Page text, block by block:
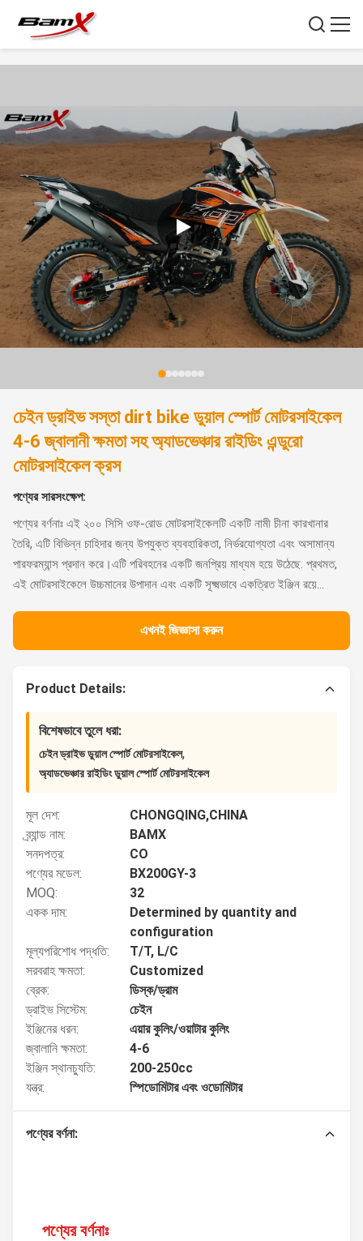
চেইন ড্রাইভ সস্তা dirt bike ডুয়াল স্পোর্ট মোটরসাইকেল
4-6 জ্বালানী ক্ষমতা সহ অ্যাডভেঞ্চার রাইডিং এন্ডুরো
মোটরসাইকেল ক্রস
পণ্যের সারসংক্ষেপ:
পণ্যের বর্ণনাঃ এই ২০০ সিসি ওফ-রোড মোটরসাইকেলটি একটি নামী চীনা কারখানার
তৈরি, এটি বিভিন্ন চাহিদার জন্য উপযুক্ত ব্যবহারিকতা, নির্ভরযোগ্যতা এবং অসামান্য
পারফরম্যান্স প্রদান করে।এটি পরিবহনের একটি জনপ্রিয় মাধ্যম হয়ে উঠেছে. প্রথমত,
এই মোটরসাইকেলে উচ্চমানের উপাদান এবং একটি সূক্ষ্মভাবে একত্রিত ইঞ্জিন রয়ে...
এখনই জিজ্ঞাসা করুন
Product Details:
বিশেষভাবে তুলে ধরা:
চেইন ড্রাইভ ডুয়াল স্পোর্ট মোটরসাইকেল,
অ্যাডভেঞ্চার রাইডিং ডুয়াল স্পোর্ট মোটরসাইকেল
মূল দেশ:
CHONGQING,CHINA
ব্র্যান্ড নাম:
BAMX
সনদপত্র:
CO
পণ্যের মডেল:
BX200GY-3
MOQ:
32
একক দাম:
Determined by quantity and
configuration
মূল্যপরিশোধ পদ্ধতি:
T/T, L/C
সরবরাহ ক্ষমতা:
Customized
ব্রেক:
ডিস্ক/ড্রাম
ড্রাইভ সিস্টেম:
চেইন
ইঞ্জিনের ধরন:
এয়ার কুলিং/ওয়াটার কুলিং
জ্বালানি ক্ষমতা:
4-6
ইঞ্জিন স্থানচ্যুতি:
200-250cc
যন্ত্র:
স্পিডোমিটার এবং ওডোমিটার
পণ্যের বর্ণনা:
পণ্যের বর্ণনাঃ